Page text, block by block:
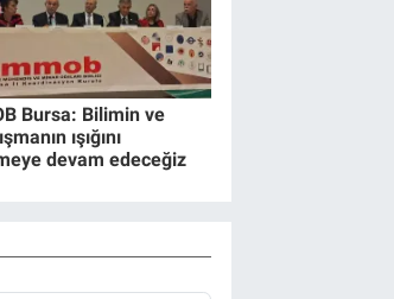
Bursa: Bilimin ve
ışığını
devam edeceğiz